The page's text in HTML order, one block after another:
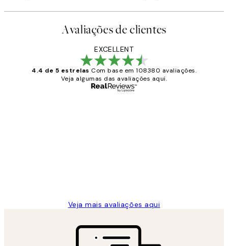
Avaliações de clientes
EXCELLENT
4.4 de 5 estrelas Com base em 108380 avaliações.
Veja algumas das avaliações aqui.
Veja mais avaliações aqui